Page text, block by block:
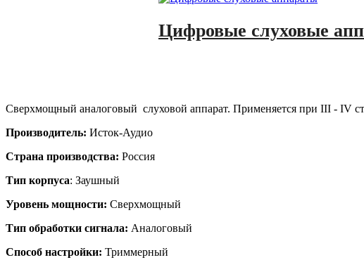
Цифровые слуховые
Сверхмощный аналоговый слуховой аппарат. Применяется при III - IV
Производитель: Исток-Аудио
Страна производства: Россия
Тип корпуса: Заушный
Уровень мощности: Сверхмощный
Тип обработки сигнала: Аналоговый
Способ настройки: Триммерный